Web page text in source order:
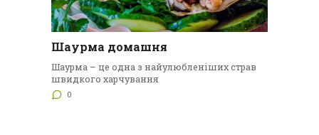
Шаурма домашня
Шаурма – це одна з найулюбленіших страв
швидкого харчування
0